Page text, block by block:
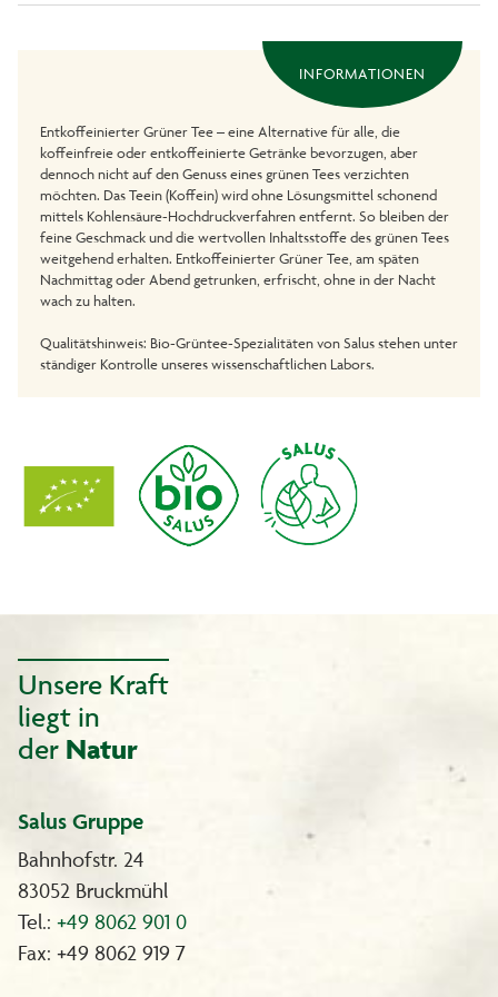
INFORMATIONEN
Entkoffeinierter Grüner Tee – eine Alternative für alle, die
koffeinfreie oder entkoffeinierte Getränke bevorzugen, aber
dennoch nicht auf den Genuss eines grünen Tees verzichten
möchten. Das Teein (Koffein) wird ohne Lösungsmittel schonend
mittels Kohlensäure-Hochdruckverfahren entfernt. So bleiben der
feine Geschmack und die wertvollen Inhaltsstoffe des grünen Tees
weitgehend erhalten. Entkoffeinierter Grüner Tee, am späten
Nachmittag oder Abend getrunken, erfrischt, ohne in der Nacht
wach zu halten.
Qualitätshinweis: Bio-Grüntee-Spezialitäten von Salus stehen unter
ständiger Kontrolle unseres wissenschaftlichen Labors.
Unsere Kraft
liegt in
der Natur
Salus Gruppe
Bahnhofstr. 24
83052 Bruckmühl
Tel.: +49 8062 901 0
Fax: +49 8062 919 7